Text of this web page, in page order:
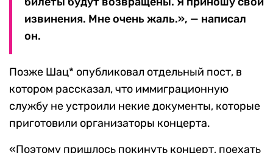
извинения. Мне очень жаль.», — написал
он.
Позже Шац* опубликовал отдельный пост, в
котором рассказал, что иммиграционную
службу не устроили некие документы, которые
приготовили организаторы концерта.
«Поэтому пришлось покинуть концерт, поехать